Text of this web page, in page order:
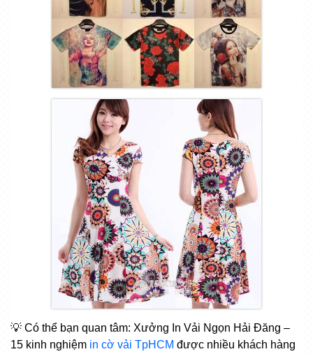
💡 Có thể bạn quan tâm: Xưởng In Vải Ngọn Hải Đăng –
15 kinh nghiệm in cờ vải TpHCM được nhiều khách hàng